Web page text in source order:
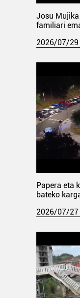
Josu
familiari
2026/07/29
Papera eta
bateko
2026/07/27